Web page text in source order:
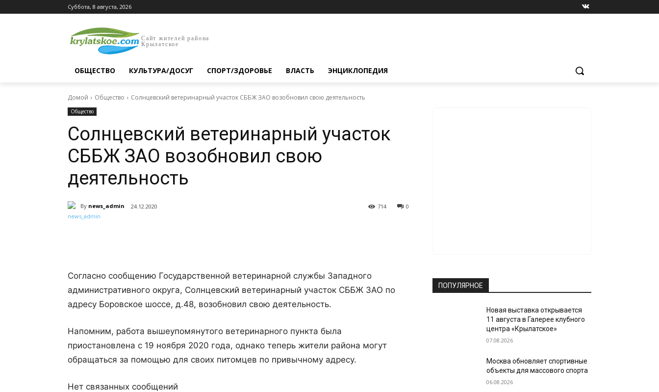
Суббота, 8 августа, 2026
Сайт жителей района
Крылатское
ОБЩЕСТВО КУЛЬТУРА/ДОСУГ СПОРТ/ЗДОРОВЬЕ ВЛАСТЬ ЭНЦИКЛОПЕДИЯ
Домой Общество Солнцевский ветеринарный участок СББЖ ЗАО возобновил свою деятельность
Общество
Солнцевский ветеринарный участок
СББЖ ЗАО возобновил свою
деятельность
By news_admin 24.12.2020 0
714
Согласно сообщению Государственной ветеринарной службы Западного
административного округа, Солнцевский ветеринарный участок СББЖ ЗАО по
адресу Боровское шоссе, д.48, возобновил свою деятельность.
Напомним, работа вышеупомянутого ветеринарного пункта была
приостановлена с 19 ноября 2020 года, однако теперь жители района могут
обращаться за помощью для своих питомцев по привычному адресу.
Нет связанных сообщений
ПОПУЛЯРНОЕ
Новая выставка открывается
11 августа в Галерее клубного
центра «Крылатское»
07.08.2026
Москва обновляет спортивные
объекты для массового спорта
06.08.2026